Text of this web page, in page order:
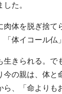
た。
肉体を脱ぎ捨て
「体イコール仏
生きられる。
今の親は、体と
、「命よりも